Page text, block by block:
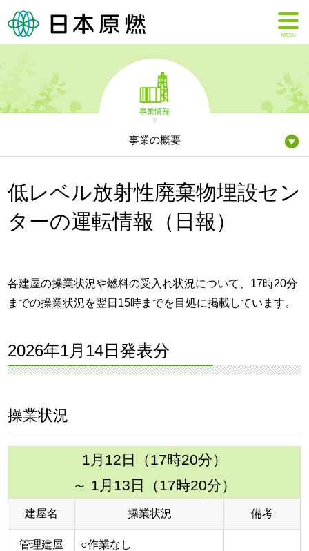
MENU
事業情報
事業の概要
低レベル放射性廃棄物埋設セン
ターの運転情報（日報）
各建屋の操業状況や燃料の受入れ状況について、17時20分
までの操業状況を翌日15時までを目処に掲載しています。
2026年1月14日発表分
操業状況
1月12日（17時20分）
～ 1月13日（17時20分）
建屋名 操業状況 備考
管理建屋 ○作業なし